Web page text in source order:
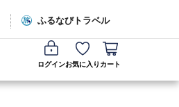
ふるなびトラベル
ログインお気に入り カート